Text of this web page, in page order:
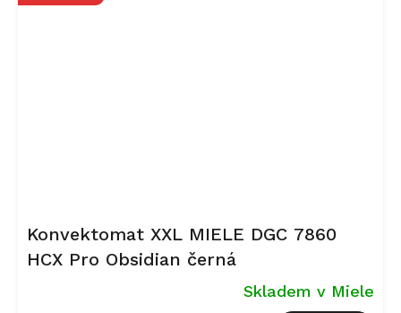
Konvektomat XXL MIELE DGC 7860
HCX Pro Obsidian černá
Skladem v Miele